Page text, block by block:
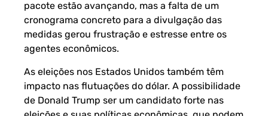
pacote estão avançando, mas a falta de um
cronograma concreto para a divulgação das
medidas gerou frustração e estresse entre os
agentes econômicos.
As eleições nos Estados Unidos também têm
impacto nas flutuações do dólar. A possibilidade
de Donald Trump ser um candidato forte nas